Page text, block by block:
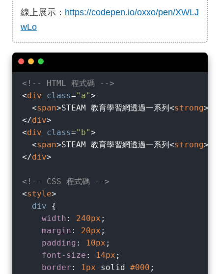
線上展示： https://codepen.io/oxxo/pen/XWLJ
wLo
<!-- HTML 程式碼 -->
<div class="a">
<span>STEAM 教育學習網透過一系列<strong>
</div>
<div class="b">
<span>STEAM 教育學習網透過一系列<strong>
</div>
<!-- CSS 程式碼 -->
<style>
div {
width : 240px ;
margin : 20px ;
padding : 10px ;
font-size : 14px ;
border : 1px solid #000 ;